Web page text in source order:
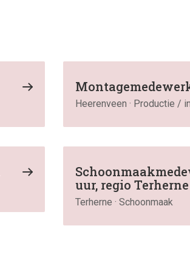
Heerenveen · Productie /
uur, regio Terherne
Terherne · Schoonmaak